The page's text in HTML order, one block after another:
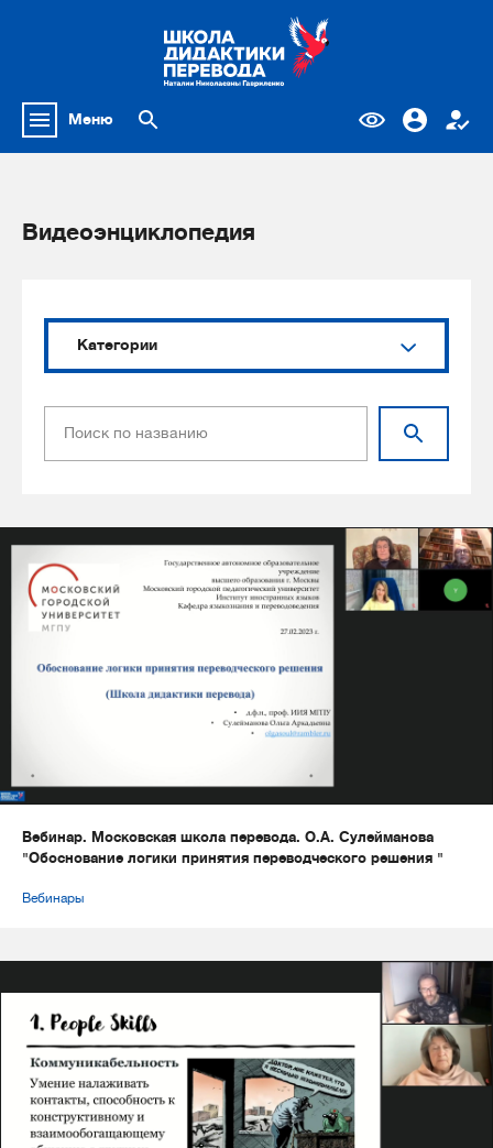
Меню
Видеоэнциклопедия
Категории
Вебинар. Московская школа перевода. О.А. Сулейманова
"Обоснование логики принятия переводческого решения "
Вебинары